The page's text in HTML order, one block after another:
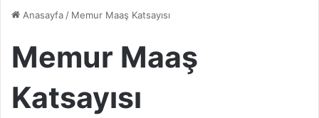
Anasayfa/ Memur Maaş Katsayısı
Memur Maaş
Katsayısı